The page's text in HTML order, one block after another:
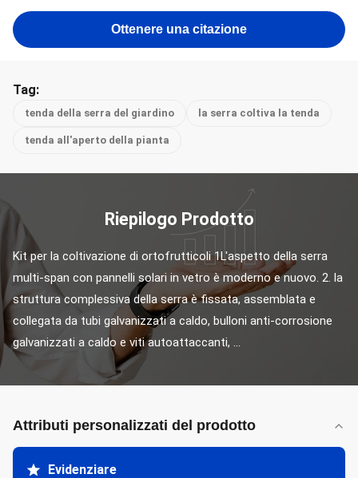
Ottenere una citazione
Tag:
tenda della serra del giardino la serra coltiva la tenda
tenda all'aperto della pianta
Riepilogo Prodotto
Kit per la coltivazione di ortofrutticoli 1L'aspetto della serra
multi-span con pannelli solari in vetro è moderno e nuovo. 2. la
struttura complessiva della serra è fissata, assemblata e
collegata da tubi galvanizzati a caldo, bulloni anti-corrosione
galvanizzati a caldo e viti autoattaccanti, ...
Attributi personalizzati del prodotto
Evidenziare